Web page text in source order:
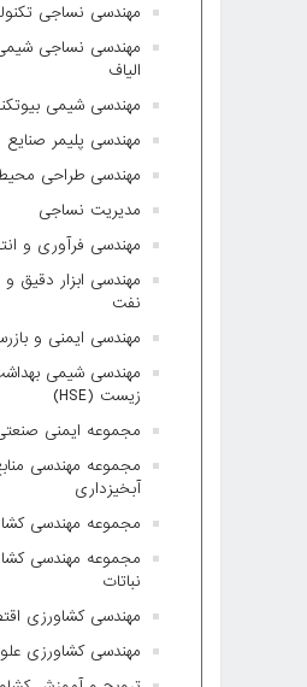
مهندسی نساجی
مهندسی نساجی
الیاف
مهندسی شیمی
مهندسی پلیمر
مهندسی طراحی
مدیریت نساجی
مهندسی فرآوری و
مهندسی ابزار دقیق
نفت
مهندسی ایمنی و
مهندسی شیمی
زیست (HSE)
مجموعه ایمنی
مجموعه مهندسی
آبخیزداری
مجموعه مهندسی
مجموعه مهندسی
نباتات
مهندسی کشاورزی
مهندسی کشاورزی